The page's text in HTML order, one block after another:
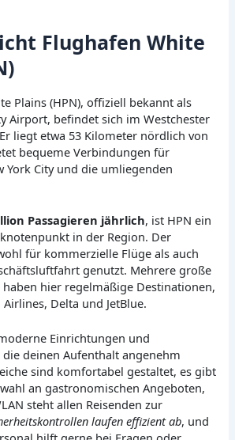
Flughafen White
Plains (HPN), offiziell bekannt als
Airport, befindet sich im Westchester
liegt etwa 53 Kilometer nördlich von
bequeme Verbindungen für
York City und die umliegenden
Passagieren jährlich, ist HPN ein
in der Region. Der
für kommerzielle Flüge als auch
genutzt. Mehrere große
hier regelmäßige Destinationen,
Delta und JetBlue.
Einrichtungen und
deinen Aufenthalt angenehm
sind komfortabel gestaltet, es gibt
an gastronomischen Angeboten,
steht allen Reisenden zur
laufen effizient ab, und